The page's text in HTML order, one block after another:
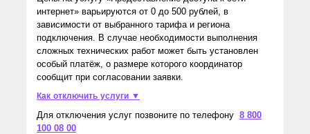
интернет» варьируются от 0 до 500 рублей, в
зависимости от выбранного тарифа и региона
подключения. В случае необходимости выполнения
сложных технических работ может быть установлен
особый платёж, о размере которого координатор
сообщит при согласовании заявки.
Как отключить услуги ▼
Для отключения услуг позвоните по телефону 8 800
100 08 00